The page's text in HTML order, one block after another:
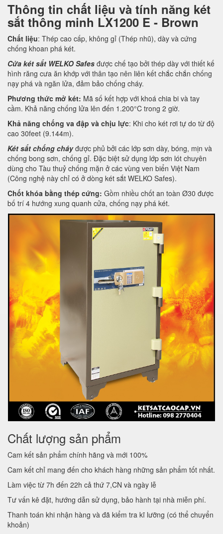
Thông tin chất liệu và tính năng két
sắt thông minh LX1200 E - Brown
Chất liệu: Thép cao cấp, không gỉ (Thép nhũ), dày và cứng
chống khoan phá két.
Cửa két sắt WELKO Safes được chế tạo bởi thép dày với thiết kế
hình răng cưa ăn khớp với thân tạo nên liên kết chắc chắn chống
nạy phá và ngăn lửa, đảm bảo chống cháy.
Phương thức mở két: Mã số kết hợp với khoá chia bi và tay
cầm. Khả năng chống lửa lên đến 1.200°C trong 2 giờ.
Khả năng chống va đập và chịu lực: Khi cho két rơi tự do từ độ
cao 30feet (9.144m).
Két sắt chống cháyđược phủ bởi các lớp sơn dày, bóng, mịn và
chống bong sơn, chống gỉ. Đặc biệt sử dụng lớp sơn lót chuyên
dùng cho Tàu thuỷ chống mặn ở các vùng ven biển Việt Nam
(Công nghệ này chỉ có ở dòng két sắt WELKO Safes).
Chốt khóa bằng thép cứng: Gồm nhiều chốt an toàn Ø30 được
bố trí 4 hướng xung quanh cửa, chống nạy phá két.
Chất lượng sản phẩm
Cam kết sản phẩm chính hãng và mới 100%
Cam kết chỉ mang đến cho khách hàng những sản phẩm tốt nhất.
Làm việc từ 7h đến 22h cả thứ 7,CN và ngày lễ
Tư vấn kê đặt, hướng dẫn sử dụng, bảo hành tại nhà miễn phí.
Thanh toán khi nhận hàng và đã kiểm tra kĩ lưỡng (có thể chuyển
khoản)